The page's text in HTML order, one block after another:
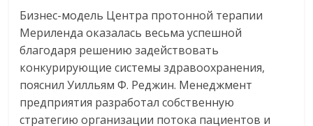
Бизнес-модель Центра протонной терапии
Мериленда оказалась весьма успешной
благодаря решению задействовать
конкурирующие системы здравоохранения,
пояснил Уилльям Ф. Реджин. Менеджмент
предприятия разработал собственную
стратегию организации потока пациентов и